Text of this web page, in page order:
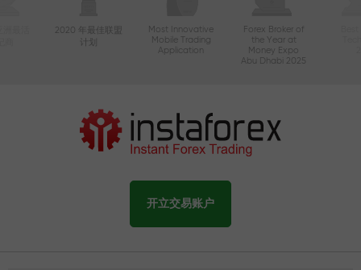
2020 年最佳联盟
Most Innovative
Mobile Trading
Application
Forex Broker of
the Year at
Money Expo
Abu Dhabi 2025
开立交易账户